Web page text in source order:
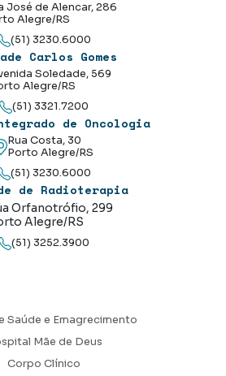
José de Alencar, 286
Alegre/RS
(51) 3230.6000
Carlos Gomes
Soledade, 569
Alegre/RS
(51) 3321.7200
de Oncologia
Rua Costa, 30
Porto Alegre/RS
(51) 3230.6000
de Radioterapia
Orfanotrófio, 299
Alegre/RS
(51) 3252.3900
Saúde e Emagrecimento
Mãe de Deus
Corpo Clínico